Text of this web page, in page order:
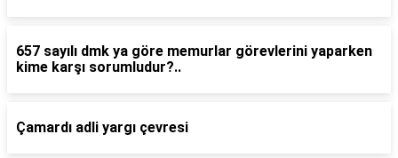
657 sayılı dmk ya göre memurlar görevlerini yaparken
kime karşı sorumludur?..
Çamardı adli yargı çevresi